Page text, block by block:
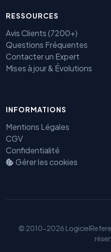
RESSOURCES
Avis Clients (7200+)
Questions Fréquentes
Contacter un Expert
Mises à jour & Évolutions
INFORMATIONS
Mentions Légales
CGV
Confidentialité
Gérer les cookies
© 2010-2026